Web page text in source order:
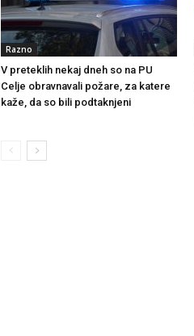
Razno
V preteklih nekaj dneh so na PU
Celje obravnavali požare, za katere
kaže, da so bili podtaknjeni